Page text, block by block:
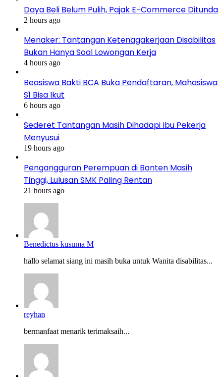
Daya Beli Belum Pulih, Pajak E-Commerce Ditunda
2 hours ago
Menaker: Tantangan Ketenagakerjaan Disabilitas
Bukan Hanya Soal Lowongan Kerja
4 hours ago
Beasiswa Bakti BCA Buka Pendaftaran, Mahasiswa
S1 Bisa Ikut
6 hours ago
Sederet Tantangan Masih Dihadapi Ibu Pekerja
Menyusui
19 hours ago
Pengangguran Perempuan di Banten Masih
Tinggi, Lulusan SMK Paling Rentan
21 hours ago
Benedictus kusuma M
hallo selamat siang ini masih buka untuk Wanita disabilitas...
reyhan
bermanfaat menarik terimaksaih...